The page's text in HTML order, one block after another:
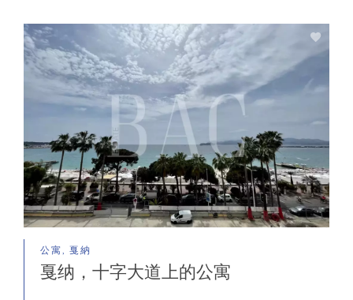
公寓, 戛納
戛纳，十字大道上的公寓